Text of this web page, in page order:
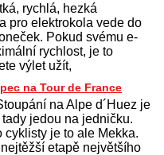
rychlá, hezká
pro elektrokola vede do
Pokud svému e-
rychlost, je to
výlet užít,
na Tour de France
na Alpe d´Huez je
jedou na jedničku.
cyklisty je to ale Mekka.
etapě největšího